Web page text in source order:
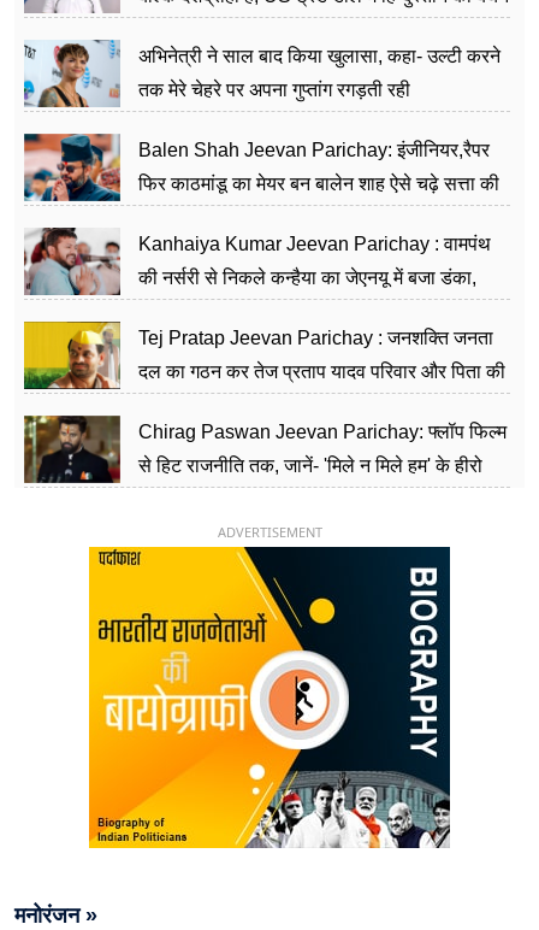
अभिनेत्री ने साल बाद किया खुलासा, कहा- उल्टी करने
तक मेरे चेहरे पर अपना गुप्तांग रगड़ती रही
Balen Shah Jeevan Parichay: इंजीनियर,रैपर
फिर काठमांडू का मेयर बन बालेन शाह ऐसे चढ़े सत्ता की
Kanhaiya Kumar Jeevan Parichay : वामपंथ
की नर्सरी से निकले कन्हैया का जेएनयू में बजा डंका,
Tej Pratap Jeevan Parichay : जनशक्ति जनता
दल का गठन कर तेज प्रताप यादव परिवार और पिता की
Chirag Paswan Jeevan Parichay: फ्लॉप फिल्म
से हिट राजनीति तक, जानें- 'मिले न मिले हम' के हीरो
ADVERTISEMENT
मनोरंजन »